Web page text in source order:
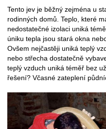
Tento jev je běžný zejména u
rodinných domů. Teplo, které
nedostatečné izolaci uniká
úniku tepla jsou stará okna
Ovšem nejčastěji uniká teplý
nebo střecha dostatečně
teplý vzduch uniká téměř bez
řešení? Včasné zateplení